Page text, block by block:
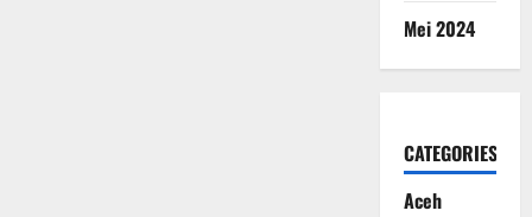
Mei 2024
CATEGORIES
Aceh